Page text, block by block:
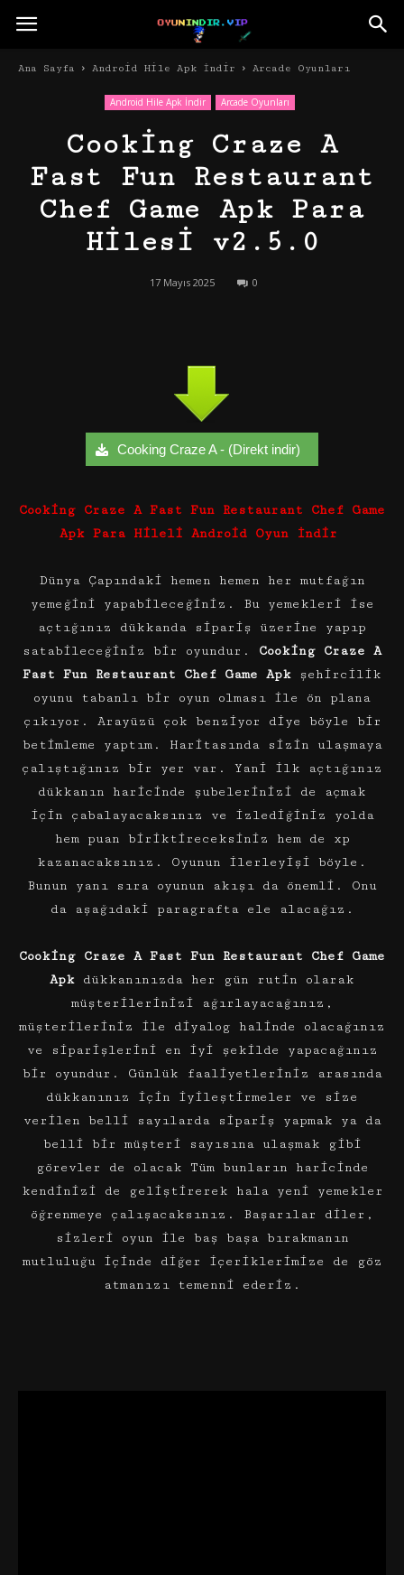
Ana Sayfa Android Hile Apk İndir Arcade Oyunları
Android Hile Apk İndir Arcade Oyunları
Cooking Craze A
Fast Fun Restaurant
Chef Game Apk Para
Hilesi v2.5.0
17 Mayıs 2025 0
Cooking Craze A - (Direkt indir)
Cooking Craze A Fast Fun Restaurant Chef Game
Apk Para Hileli Android Oyun İndir
Dünya Çapındaki hemen hemen her mutfağın
yemeğini yapabileceğiniz. Bu yemekleri ise
açtığınız dükkanda sipariş üzerine yapıp
satabileceğiniz bir oyundur. Cooking Craze A
Fast Fun Restaurant Chef Game Apk şehircilik
oyunu tabanlı bir oyun olması ile ön plana
çıkıyor. Arayüzü çok benziyor diye böyle bir
betimleme yaptım. Haritasında sizin ulaşmaya
çalıştığınız bir yer var. Yani ilk açtığınız
dükkanın haricinde şubelerinizi de açmak
için çabalayacaksınız ve izlediğiniz yolda
hem puan biriktireceksiniz hem de xp
kazanacaksınız. Oyunun ilerleyişi böyle.
Bunun yanı sıra oyunun akışı da önemli. Onu
da aşağıdaki paragrafta ele alacağız.
Cooking Craze A Fast Fun Restaurant Chef Game
Apk dükkanınızda her gün rutin olarak
müşterilerinizi ağırlayacağınız,
müşterileriniz ile diyalog halinde olacağınız
ve siparişlerini en iyi şekilde yapacağınız
bir oyundur. Günlük faaliyetleriniz arasında
dükkanınız için iyileştirmeler ve size
verilen belli sayılarda sipariş yapmak ya da
belli bir müşteri sayısına ulaşmak gibi
görevler de olacak Tüm bunların haricinde
kendinizi de geliştirerek hala yeni yemekler
öğrenmeye çalışacaksınız. Başarılar diler,
sizleri oyun ile baş başa bırakmanın
mutluluğu içinde diğer içeriklerimize de göz
atmanızı temenni ederiz.